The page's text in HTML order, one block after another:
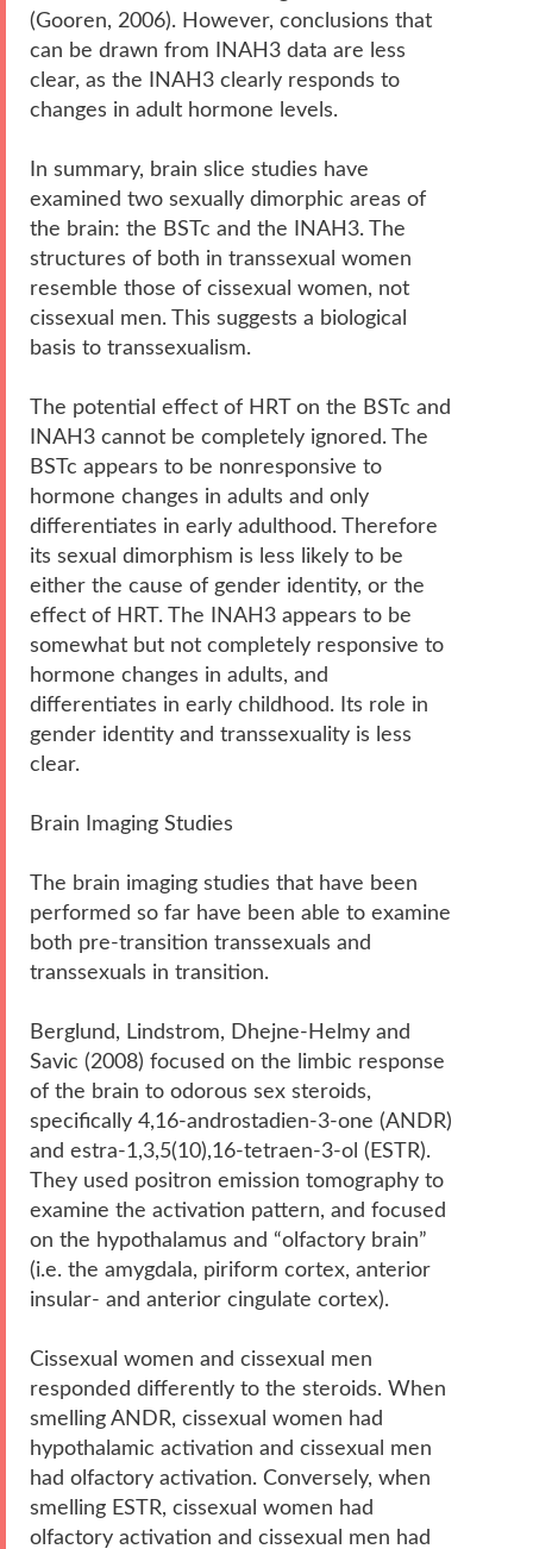
(Gooren, 2006). However, conclusions that
can be drawn from INAH3 data are less
clear, as the INAH3 clearly responds to
changes in adult hormone levels.
In summary, brain slice studies have
examined two sexually dimorphic areas of
the brain: the BSTc and the INAH3. The
structures of both in transsexual women
resemble those of cissexual women, not
cissexual men. This suggests a biological
basis to transsexualism.
The potential effect of HRT on the BSTc and
INAH3 cannot be completely ignored. The
BSTc appears to be nonresponsive to
hormone changes in adults and only
differentiates in early adulthood. Therefore
its sexual dimorphism is less likely to be
either the cause of gender identity, or the
effect of HRT. The INAH3 appears to be
somewhat but not completely responsive to
hormone changes in adults, and
differentiates in early childhood. Its role in
gender identity and transsexuality is less
clear.
Brain Imaging Studies
The brain imaging studies that have been
performed so far have been able to examine
both pre-transition transsexuals and
transsexuals in transition.
Berglund, Lindstrom, Dhejne-Helmy and
Savic (2008) focused on the limbic response
of the brain to odorous sex steroids,
specifically 4,16-androstadien-3-one (ANDR)
and estra-1,3,5(10),16-tetraen-3-ol (ESTR).
They used positron emission tomography to
examine the activation pattern, and focused
on the hypothalamus and “olfactory brain”
(i.e. the amygdala, piriform cortex, anterior
insular- and anterior cingulate cortex).
Cissexual women and cissexual men
responded differently to the steroids. When
smelling ANDR, cissexual women had
hypothalamic activation and cissexual men
had olfactory activation. Conversely, when
smelling ESTR, cissexual women had
olfactory activation and cissexual men had